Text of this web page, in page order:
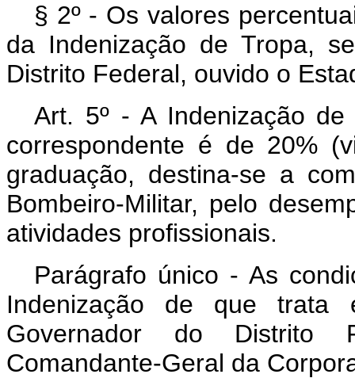
§ 2º - Os valores
da Indenização de Tropa,
Distrito Federal, ouvido o
Art. 5º - A Indenização
correspondente é de 20%
graduação, destina-se a
Bombeiro-Militar, pelo
atividades profissionais.
Parágrafo único - As
Indenização de que trata
Governador do Distrito
Comandante-Geral da